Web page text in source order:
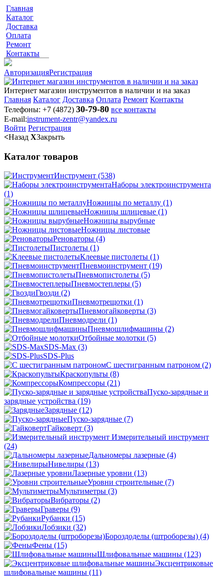
Главная
Каталог
Доставка
Оплата
Ремонт
Контакты
АвторизацияРегистрация
Интернет магазин инструментов в наличии и на заказ
Главная Каталог Доставка Оплата Ремонт Контакты
Телефоны: +7 (4872) 30-79-80 все контакты
E-mail:instrument-zentr@yandex.ru
Войти Регистрация
<Назад XЗакрыть
Каталог товаров
Инструмент (538)
Наборы электроинструмента
(1)
Ножницы по металлу (1)
Ножницы шлицевые (1)
Ножницы вырубные
Ножницы листовые
Реноваторы (4)
Пистолеты (1)
Клеевые пистолеты (1)
Пневмоинструмент (19)
Пневмопистолеты (5)
Пневмостеплеры (5)
Гвозди (2)
Пневмотрещотки (1)
Пневмогайковерты (3)
Пневмодрели (1)
Пневмошлифмашины (2)
Отбойные молотки (5)
SDS-Max (3)
SDS-Plus
C шестигранным патроном (2)
Краскопульты (8)
Компрессоры (21)
Пуско-зарядные и
зарядные устройства (19)
Зарядные (12)
Пуско-зарядные (7)
Гайковерт (3)
Измерительный инструмент
(24)
Дальномеры лазерные (4)
Нивелиры (13)
Лазерные уровни (13)
Уровни строительные (7)
Мультиметры (3)
Вибраторы (2)
Граверы (9)
Рубанки (15)
Лобзики (32)
Бороздоделы (штроборезы) (4)
Фены (15)
Шлифовальные машины (123)
Эксцентриковые
шлифовальные машины (11)